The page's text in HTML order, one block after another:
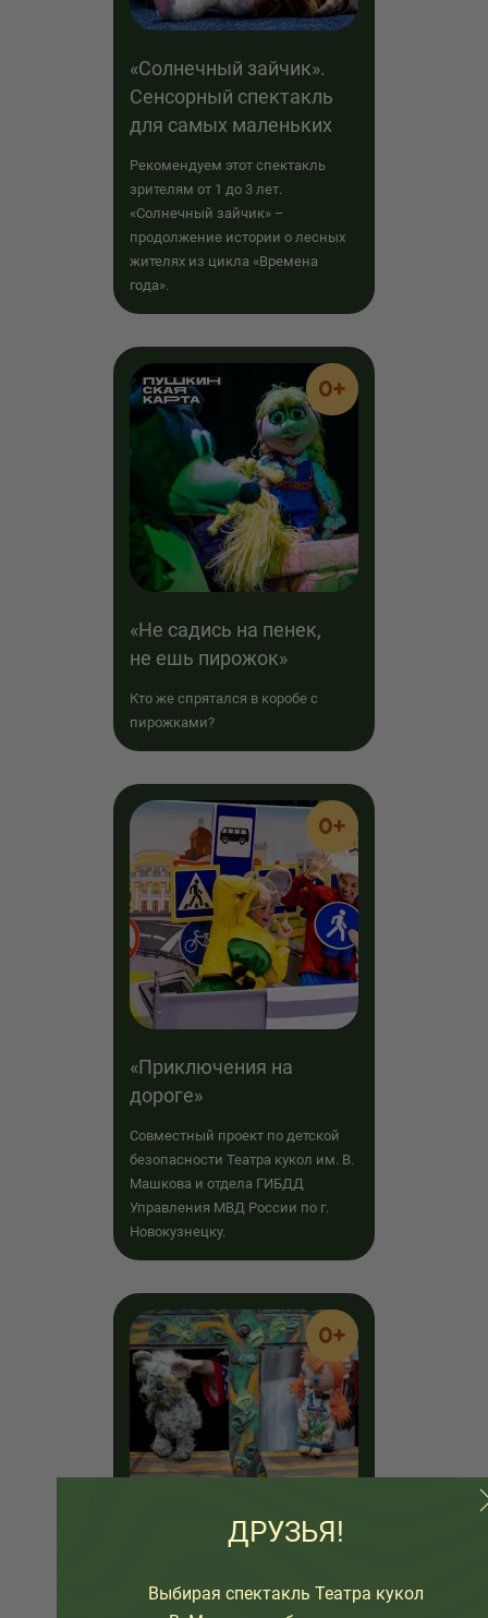
«Солнечный зайчик».
Сенсорный спектакль
для самых маленьких
Рекомендуем этот спектакль
зрителям от 1 до 3 лет.
«Солнечный зайчик» –
продолжение истории о лесных
жителях из цикла «Времена
года».
0+
«Не садись на пенек,
не ешь пирожок»
Кто же спрятался в коробе с
пирожками?
0+
«Приключения на
дороге»
Совместный проект по детской
безопасности Театра кукол им. В.
Машкова и отдела ГИБДД
Управления МВД России по г.
Новокузнецку.
0+
ДРУЗЬЯ!
Выбирая спектакль Театра кукол